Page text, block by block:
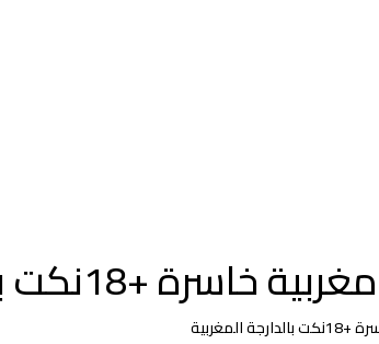
بالدارجة المغربية